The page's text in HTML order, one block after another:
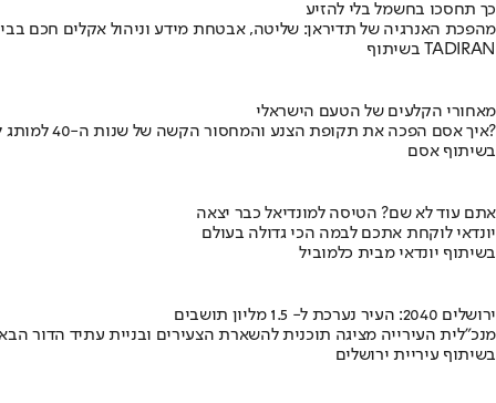
כך תחסכו בחשמל בלי להזיע
מהפכת האנרגיה של תדיראן: שליטה, אבטחת מידע וניהול אקלים חכם
בשיתוף TADIRAN
מאחורי הקלעים של הטעם הישראלי
איך אסם הפכה את תקופת הצנע והמחסור הקשה של שנות ה-40 למותג לאומי?
בשיתוף אסם
אתם עוד לא שם? הטיסה למונדיאל כבר יצאה
יונדאי לוקחת אתכם לבמה הכי גדולה בעולם
בשיתוף יונדאי מבית כלמוביל
ירושלים 2040: העיר נערכת ל- 1.5 מליון תושבים
מנכ"לית העירייה מציגה תוכנית להשארת הצעירים ובניית עתיד הדור
בשיתוף עיריית ירושלים